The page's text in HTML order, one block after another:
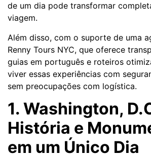
de um dia pode transformar
viagem.
Além disso, com o suporte de uma
Renny Tours NYC, que oferece
guias em português e roteiros
viver essas experiências com
sem preocupações com logística.
1. Washington,
História e
em um Único Dia